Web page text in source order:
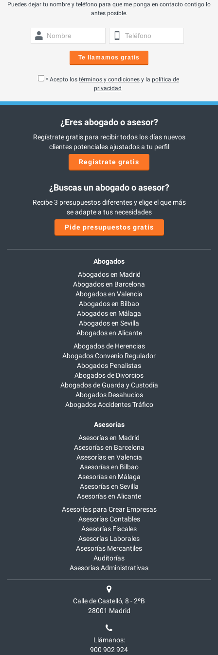
Puedes dejar tu nombre y teléfono para que me ponga en contacto contigo lo
antes posible.
Te llamamos gratis
* Acepto los términos y condiciones y la política de
privacidad
¿Eres abogado o asesor?
Regístrate gratis para recibir todos los días nuevos
clientes potenciales ajustados a tu perfil
Regístrate gratis
¿Buscas un abogado o asesor?
Recibe 3 presupuestos diferentes y elige el que más
se adapte a tus necesidades
Pide presupuestos gratis
Abogados
Abogados en Madrid
Abogados en Barcelona
Abogados en Valencia
Abogados en Bilbao
Abogados en Málaga
Abogados en Sevilla
Abogados en Alicante
Abogados de Herencias
Abogados Convenio Regulador
Abogados Penalistas
Abogados de Divorcios
Abogados de Guarda y Custodia
Abogados Desahucios
Abogados Accidentes Tráfico
Asesorías
Asesorías en Madrid
Asesorías en Barcelona
Asesorías en Valencia
Asesorías en Bilbao
Asesorías en Málaga
Asesorías en Sevilla
Asesorías en Alicante
Asesorías para Crear Empresas
Asesorías Contables
Asesorías Fiscales
Asesorías Laborales
Asesorías Mercantiles
Auditorías
Asesorías Administrativas
Calle de Castelló, 8 - 2ºB
28001 Madrid
Llámanos:
900 902 924